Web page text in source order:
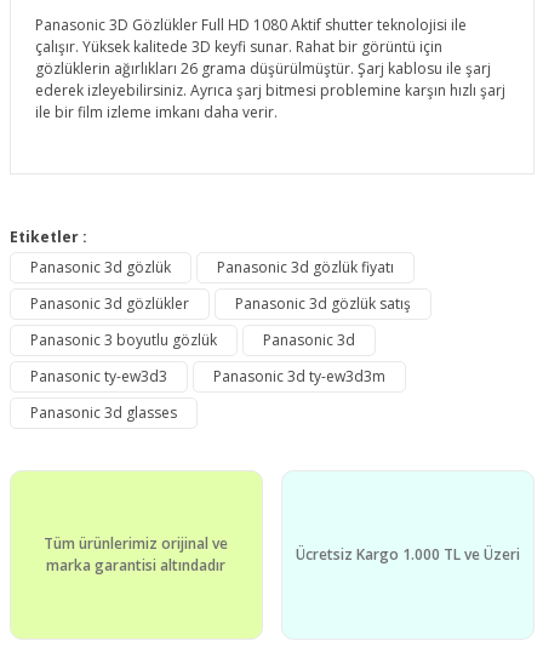
Panasonic 3D Gözlükler Full HD 1080 Aktif shutter teknolojisi ile
çalışır. Yüksek kalitede 3D keyfi sunar. Rahat bir görüntü için
gözlüklerin ağırlıkları 26 grama düşürülmüştür. Şarj kablosu ile şarj
ederek izleyebilirsiniz. Ayrıca şarj bitmesi problemine karşın hızlı şarj
ile bir film izleme imkanı daha verir.
konularda yetersiz gördüğünüz noktaları öneri formunu
Görüş ve önerileriniz için teşekkür ederiz.
Ürün resmi kalitesiz, bozuk veya görüntülenemiyor.
Ürün açıklamasında eksik bilgiler bulunuyor.
Ürün bilgilerinde hatalar bulunuyor.
Bu ürüne benzer farklı alternatifler olmalı.
Gönder
Etiketler :
Panasonic 3d gözlük
Panasonic 3d gözlük fiyatı
Panasonic 3d gözlükler
Panasonic 3d gözlük satış
Panasonic 3 boyutlu gözlük
Panasonic 3d
Panasonic ty-ew3d3
Panasonic 3d ty-ew3d3m
Panasonic 3d glasses
Tüm ürünlerimiz orijinal ve
marka garantisi altındadır
Ücretsiz Kargo 1.000 TL ve Üzeri